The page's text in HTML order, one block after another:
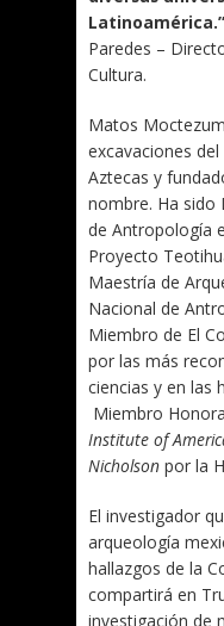
Latinoamérica.”
Paredes –
Cultura.
Matos
excavaciones
Aztecas y
nombre. Ha sido
de Antropología
Proyecto
Maestría de
Nacional de
Miembro de El
por las más
ciencias y en las
Miembro
Institute of
Nicholson por la
El investigador
arqueología
hallazgos de la
compartirá en
investigación de